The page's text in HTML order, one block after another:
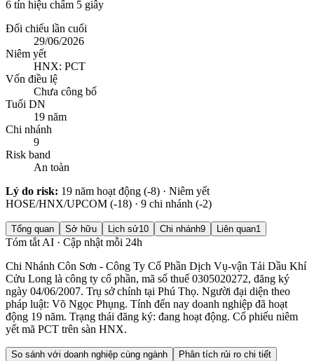
6 tín hiệu chấm 5 giây
Đối chiếu lần cuối
29/06/2026
Niêm yết
HNX: PCT
Vốn điều lệ
Chưa công bố
Tuổi DN
19 năm
Chi nhánh
9
Risk band
An toàn
Lý do risk: 19 năm hoạt động (-8) · Niêm yết
HOSE/HNX/UPCOM (-18) · 9 chi nhánh (-2)
Tổng quan Sở hữu Lịch sử10 Chi nhánh9 Liên quan1
Tóm tắt AI · Cập nhật mỗi 24h
Chi Nhánh Côn Sơn - Công Ty Cổ Phần Dịch Vụ-vận Tải Dầu Khí
Cửu Long là công ty cổ phần, mã số thuế 0305020272, đăng ký
ngày 04/06/2007. Trụ sở chính tại Phú Thọ. Người đại diện theo
pháp luật: Võ Ngọc Phụng. Tính đến nay doanh nghiệp đã hoạt
động 19 năm. Trạng thái đăng ký: đang hoạt động. Cổ phiếu niêm
yết mã PCT trên sàn HNX.
So sánh với doanh nghiệp cùng ngành
Phân tích rủi ro chi tiết